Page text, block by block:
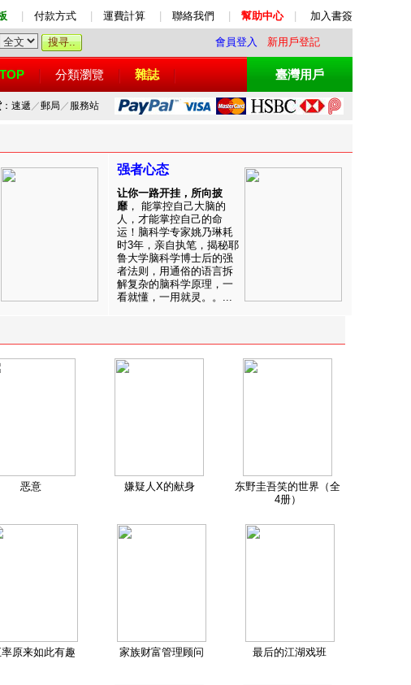
付款方式 運費計算 聯絡我們 幫助中心 加入書簽
會員登入 新用戶登記
分類瀏覽 雜誌 臺灣用戶
：速遞 ／郵局 ／ 服務站
强者心态
让你一路开挂，所向披
靡 ， 能掌控自己大脑的
人，才能掌控自己的命
运！脑科学专家姚乃琳耗
时3年，亲自执笔，揭秘耶
鲁大学脑科学博士后的强
者法则，用通俗的语言拆
解复杂的脑科学原理，一
看就懂，一用就灵。。...
恶意 嫌疑人X的献身
东野圭吾笑的世界（全
4册）
原来如此有趣 家族财富管理顾问 最后的江湖戏班